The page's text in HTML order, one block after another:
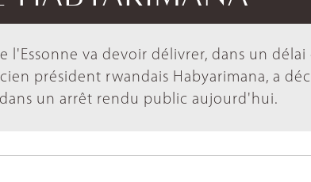
l'Essonne va devoir délivrer, dans un
président rwandais Habyarimana, a
un arrêt rendu public aujourd'hui.